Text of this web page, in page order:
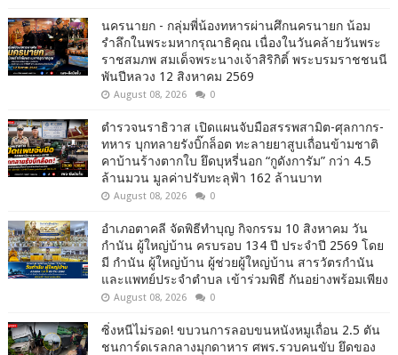
นครนายก - กลุ่มพี่น้องทหารผ่านศึกนครนายก น้อม
รำลึกในพระมหากรุณาธิคุณ เนื่องในวันคล้ายวันพระ
ราชสมภพ สมเด็จพระนางเจ้าสิริกิติ์ พระบรมราชชนนี
พันปีหลวง 12 สิงหาคม 2569
August 08, 2026 0
ตำรวจนราธิวาส เปิดแผนจับมือสรรพสามิต-ศุลกากร-
ทหาร บุกทลายรังบิ๊กล็อต ทะลายยาสูบเถื่อนข้ามชาติ
คาบ้านร้างตากใบ ยึดบุหรี่นอก “กูดังการัม” กว่า 4.5
ล้านมวน มูลค่าปรับทะลุฟ้า 162 ล้านบาท
August 08, 2026 0
อำเภอตาคลี จัดพิธีทำบุญ กิจกรรม 10 สิงหาคม วัน
กำนัน ผู้ใหญ่บ้าน ครบรอบ 134 ปี ประจำปี 2569 โดย
มี กำนัน ผู้ใหญ่บ้าน ผู้ช่วยผู้ใหญ่บ้าน สารวัตรกำนัน
และแพทย์ประจำตำบล เข้าร่วมพิธี กันอย่างพร้อมเพียง
August 08, 2026 0
ซิ่งหนีไม่รอด! ขบวนการลอบขนหนังหมูเถื่อน 2.5 ตัน
ชนการ์ดเรลกลางมุกดาหาร ศพร.รวบคนขับ ยึดของ